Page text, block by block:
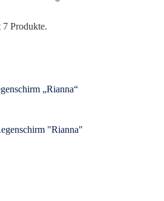
Produkte.
„Rianna“